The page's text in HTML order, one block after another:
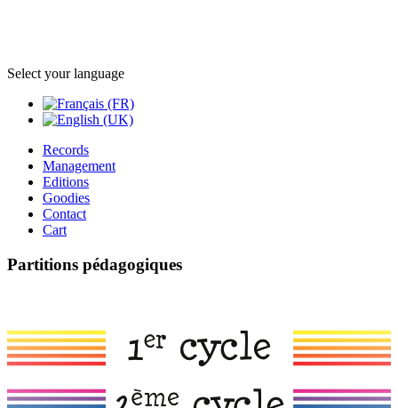
Select your language
Records
Management
Editions
Goodies
Contact
Cart
Partitions pédagogiques